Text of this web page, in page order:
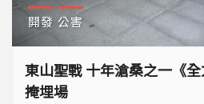
開發 公害
東山聖戰 十年滄桑之一《
掩埋場